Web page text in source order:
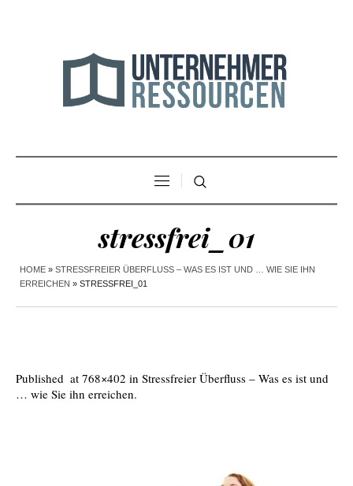
stressfrei_01
HOME » STRESSFREIER ÜBERFLUSS – WAS ES IST UND … WIE SIE IHN
ERREICHEN » STRESSFREI_01
Published at 768×402 in Stressfreier Überfluss – Was es ist und
… wie Sie ihn erreichen.